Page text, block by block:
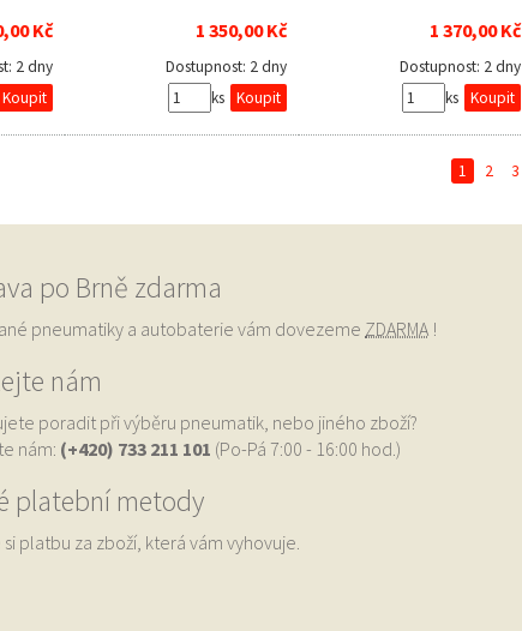
Kč
2 dny
1 350,00 Kč
Dostupnost: 2 dny
ks
1 370,00 Kč
Dostupnost: 2 dny
ks
1 2 3
po Brně zdarma
pneumatiky a autobaterie vám dovezeme ZDARMA !
nám
poradit při výběru pneumatik, nebo jiného zboží?
nám: (+420) 733 211 101 (Po-Pá 7:00 - 16:00 hod.)
platební metody
platbu za zboží, která vám vyhovuje.